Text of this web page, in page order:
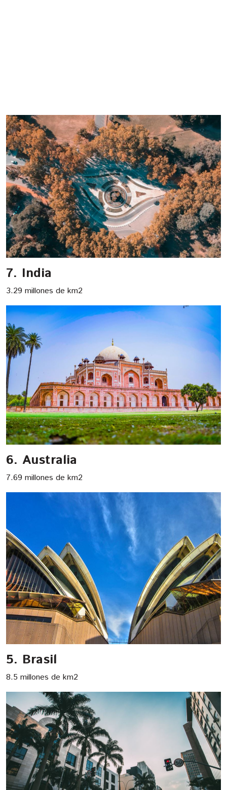
7. India
3.29 millones de km2
6. Australia
7.69 millones de km2
5. Brasil
8.5 millones de km2